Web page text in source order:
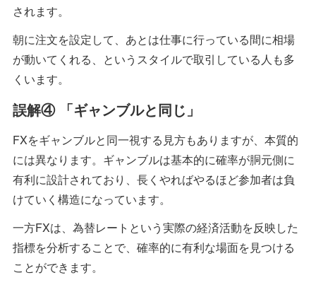
されます。
朝に注文を設定して、あとは仕事に行っている間に相場
が動いてくれる、というスタイルで取引している人も多
くいます。
誤解④ 「ギャンブルと同じ」
FXをギャンブルと同一視する見方もありますが、本質的
には異なります。ギャンブルは基本的に確率が胴元側に
有利に設計されており、長くやればやるほど参加者は負
けていく構造になっています。
一方FXは、為替レートという実際の経済活動を反映した
指標を分析することで、確率的に有利な場面を見つける
ことができます。